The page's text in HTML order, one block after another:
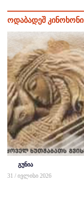
ოდაბადეშ კინოხონი
გუნია
31 / ივლისი 2026